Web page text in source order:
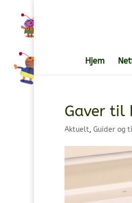
Hjem
Gaver til
Aktuelt, Guider og